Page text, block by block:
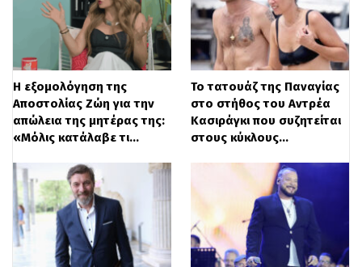
αγνώστων, διατηρώντας έτσι την
ψυχραιμία της απέναντι στις διαδικτυακές
επιθέσεις.
Η εξομολόγηση της
Αποστολίας Ζώη για την
απώλεια της μητέρας της:
«Μόλις κατάλαβε τι…
Το τατουάζ της Παναγίας
στο στήθος του Αντρέα
Κασιράγκι που συζητείται
στους κύκλους…